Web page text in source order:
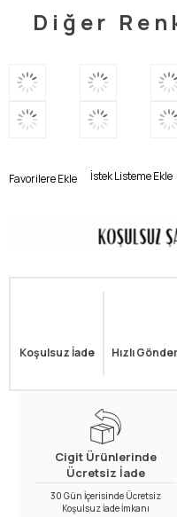
Diğer
Favorilere Ekle İstek Listeme Ekle
Koşulsuz İade Hızlı
Cigit Ürünlerinde
Ücretsiz İade
30 Gün İçerisinde Ücretsiz
Koşulsuz İade İmkanı